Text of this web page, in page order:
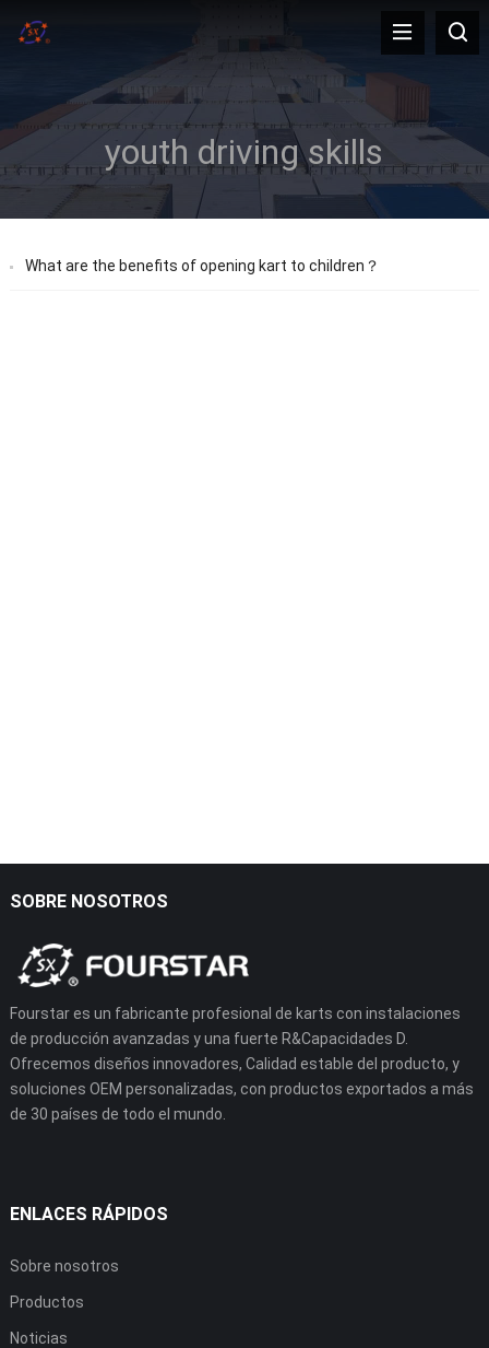
youth driving skills
What are the benefits of opening kart to children？
SOBRE NOSOTROS
Fourstar es un fabricante profesional de karts con instalaciones
de producción avanzadas y una fuerte R&Capacidades D.
Ofrecemos diseños innovadores, Calidad estable del producto, y
soluciones OEM personalizadas, con productos exportados a más
de 30 países de todo el mundo.
ENLACES RÁPIDOS
Sobre nosotros
Productos
Noticias